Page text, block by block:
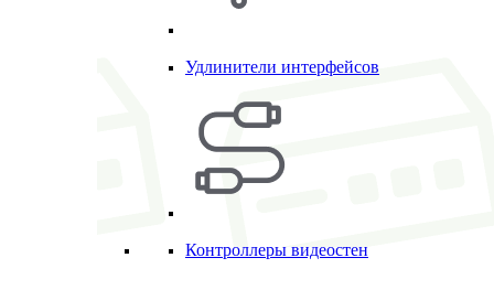
Удлинители интерфейсов
Контроллеры видеостен